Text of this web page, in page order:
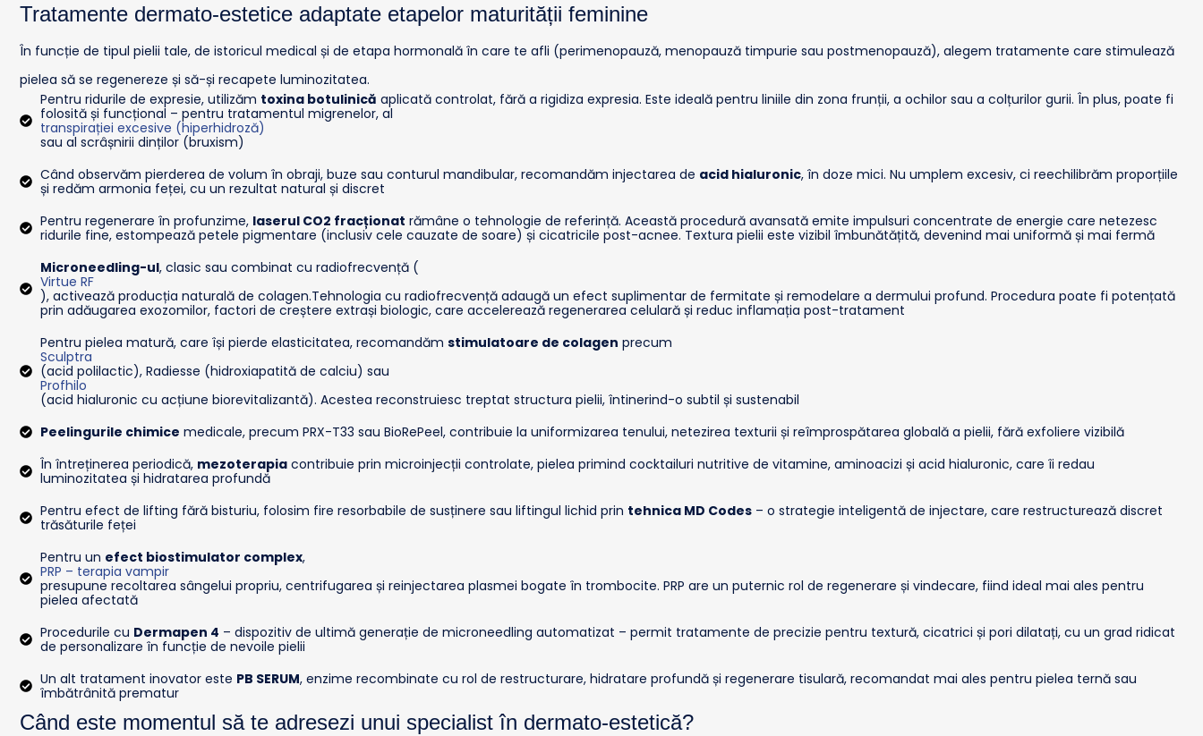
Tratamente dermato-estetice adaptate etapelor maturității feminine
În funcție de tipul pielii tale, de istoricul medical și de etapa hormonală în care te afli (perimenopauză, menopauză timpurie sau postmenopauză), alegem tratamente care stimulează
pielea să se regenereze și să-și recapete luminozitatea.
Pentru ridurile de expresie, utilizăm toxina botulinică aplicată controlat, fără a rigidiza expresia. Este ideală pentru liniile din zona frunții, a ochilor sau a colțurilor gurii. În plus, poate fi
folosită și funcțional – pentru tratamentul migrenelor, al
transpirației excesive (hiperhidroză)
sau al scrâșnirii dinților (bruxism)
Când observăm pierderea de volum în obraji, buze sau conturul mandibular, recomandăm injectarea de acid hialuronic, în doze mici. Nu umplem excesiv, ci reechilibrăm proporțiile
și redăm armonia feței, cu un rezultat natural și discret
Pentru regenerare în profunzime, laserul CO2 fracționat rămâne o tehnologie de referință. Această procedură avansată emite impulsuri concentrate de energie care netezesc
ridurile fine, estompează petele pigmentare (inclusiv cele cauzate de soare) și cicatricile post-acnee. Textura pielii este vizibil îmbunătățită, devenind mai uniformă și mai fermă
Microneedling-ul, clasic sau combinat cu radiofrecvență (
Virtue RF
), activează producția naturală de colagen.Tehnologia cu radiofrecvență adaugă un efect suplimentar de fermitate și remodelare a dermului profund. Procedura poate fi potențată
prin adăugarea exozomilor, factori de creștere extrași biologic, care accelerează regenerarea celulară și reduc inflamația post-tratament
Pentru pielea matură, care își pierde elasticitatea, recomandăm stimulatoare de colagen precum
Sculptra
(acid polilactic), Radiesse (hidroxiapatită de calciu) sau
Profhilo
(acid hialuronic cu acțiune biorevitalizantă). Acestea reconstruiesc treptat structura pielii, întinerind-o subtil și sustenabil
Peelingurile chimice medicale, precum PRX-T33 sau BioRePeel, contribuie la uniformizarea tenului, netezirea texturii și reîmprospătarea globală a pielii, fără exfoliere vizibilă
În întreținerea periodică, mezoterapiacontribuie prin microinjecții controlate, pielea primind cocktailuri nutritive de vitamine, aminoacizi și acid hialuronic, care îi redau
luminozitatea și hidratarea profundă
Pentru efect de lifting fără bisturiu, folosim fire resorbabile de susținere sau liftingul lichid prin tehnica MD Codes– o strategie inteligentă de injectare, care restructurează discret
trăsăturile feței
Pentru un efect biostimulator complex,
PRP – terapia vampir
presupune recoltarea sângelui propriu, centrifugarea și reinjectarea plasmei bogate în trombocite. PRP are un puternic rol de regenerare și vindecare, fiind ideal mai ales pentru
pielea afectată
Procedurile cu Dermapen 4 – dispozitiv de ultimă generație de microneedling automatizat – permit tratamente de precizie pentru textură, cicatrici și pori dilatați, cu un grad ridicat
de personalizare în funcție de nevoile pielii
Un alt tratament inovator este PB SERUM, enzime recombinate cu rol de restructurare, hidratare profundă și regenerare tisulară, recomandat mai ales pentru pielea ternă sau
îmbătrânită prematur
Când este momentul să te adresezi unui specialist în dermato-estetică?